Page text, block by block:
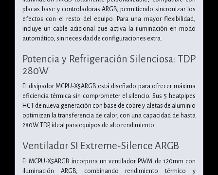
placas base y controladoras ARGB, permitiendo sincronizar los
efectos con el resto del equipo. Para una mayor flexibilidad,
incluye un cable adicional que activa la iluminación en modo
automático, sin necesidad de configuraciones extra.
Potencia y Refrigeración Silenciosa: TDP
280W
El disipador MCPU-X5ARGB está diseñado para ofrecer máxima
eficiencia térmica sin comprometer el silencio. Sus 5 heatpipes
HCT de nueva generación con base de cobre y aletas de aluminio
optimizan la transferencia de calor, con una capacidad de hasta
280W TDP, ideal para equipos de alto rendimiento.
Ventilador SI Extreme-Silence ARGB
El MCPU-X5ARGB incorpora un ventilador PWM de 120mm con
iluminación ARGB, combinando rendimiento térmico y